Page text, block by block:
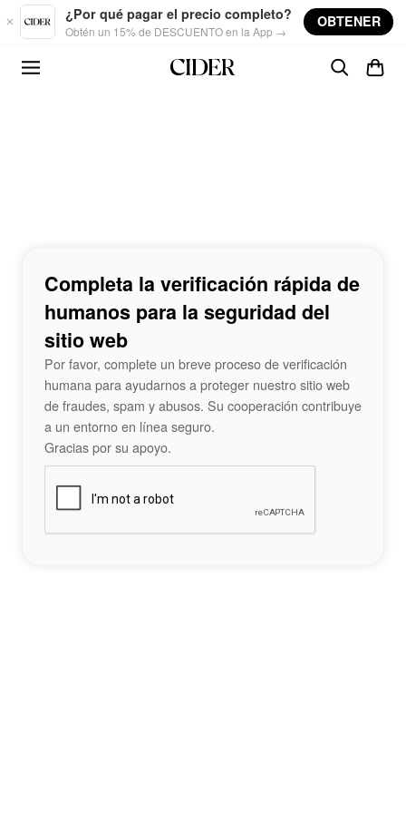
Skip to main content
¿Por qué pagar el precio completo?
Obtén un 15% de DESCUENTO en la App →
OBTENER
Completa la verificación rápida de
humanos para la seguridad del
sitio web
Por favor, complete un breve proceso de verificación
humana para ayudarnos a proteger nuestro sitio web
de fraudes, spam y abusos. Su cooperación contribuye
a un entorno en línea seguro.
Gracias por su apoyo.